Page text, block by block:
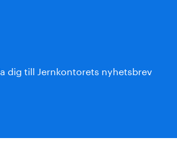
dig till Jernkontorets nyhetsbrev